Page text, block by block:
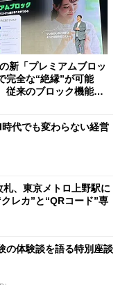
新「プレミアムブロッ
完全な“絶縁”が可能
来のブロック機能と
時代でも変わらない経営
、東京メトロ上野駅に
カ”と“QRコード”専
の体験談を語る特別座談